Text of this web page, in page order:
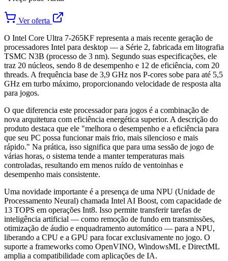
Ver oferta
O Intel Core Ultra 7-265KF representa a mais recente geração de
processadores Intel para desktop — a Série 2, fabricada em litografia
TSMC N3B (processo de 3 nm). Segundo suas especificações, ele
traz 20 núcleos, sendo 8 de desempenho e 12 de eficiência, com 20
threads. A frequência base de 3,9 GHz nos P-cores sobe para até 5,5
GHz em turbo máximo, proporcionando velocidade de resposta alta
para jogos.
O que diferencia este processador para jogos é a combinação de
nova arquitetura com eficiência energética superior. A descrição do
produto destaca que ele "melhora o desempenho e a eficiência para
que seu PC possa funcionar mais frio, mais silencioso e mais
rápido." Na prática, isso significa que para uma sessão de jogo de
várias horas, o sistema tende a manter temperaturas mais
controladas, resultando em menos ruído de ventoinhas e
desempenho mais consistente.
Uma novidade importante é a presença de uma NPU (Unidade de
Processamento Neural) chamada Intel AI Boost, com capacidade de
13 TOPS em operações Int8. Isso permite transferir tarefas de
inteligência artificial — como remoção de fundo em transmissões,
otimização de áudio e enquadramento automático — para a NPU,
liberando a CPU e a GPU para focar exclusivamente no jogo. O
suporte a frameworks como OpenVINO, WindowsML e DirectML
amplia a compatibilidade com aplicações de IA.